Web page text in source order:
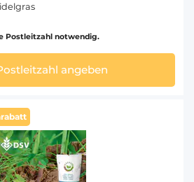
Postleitzahl notwendig.
angeben